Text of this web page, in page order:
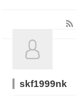
skf1999nk